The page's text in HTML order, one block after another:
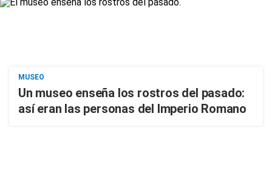
MUSEO
Un museo enseña los rostros del pasado:
así eran las personas del Imperio Romano